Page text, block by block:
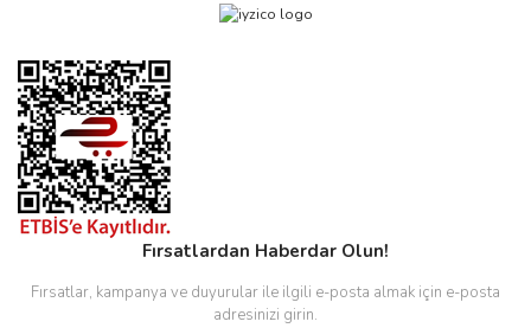
Fırsatlardan Haberdar Olun!
Fırsatlar, kampanya ve duyurular ile ilgili e-posta almak için e-posta
adresinizi girin.